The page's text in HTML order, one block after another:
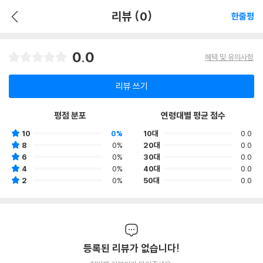
리뷰 (0) 한줄평
0.0 혜택 및 유의사항
리뷰 쓰기
평점 분포
10
0%
8
0%
6
0%
4
0%
2
0%
연령대별 평균 점수
10대
0.0
20대
0.0
30대
0.0
40대
0.0
50대
0.0
등록된 리뷰가 없습니다!